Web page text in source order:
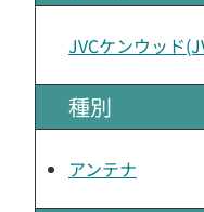
JVCケンウッド
種別
アンテナ